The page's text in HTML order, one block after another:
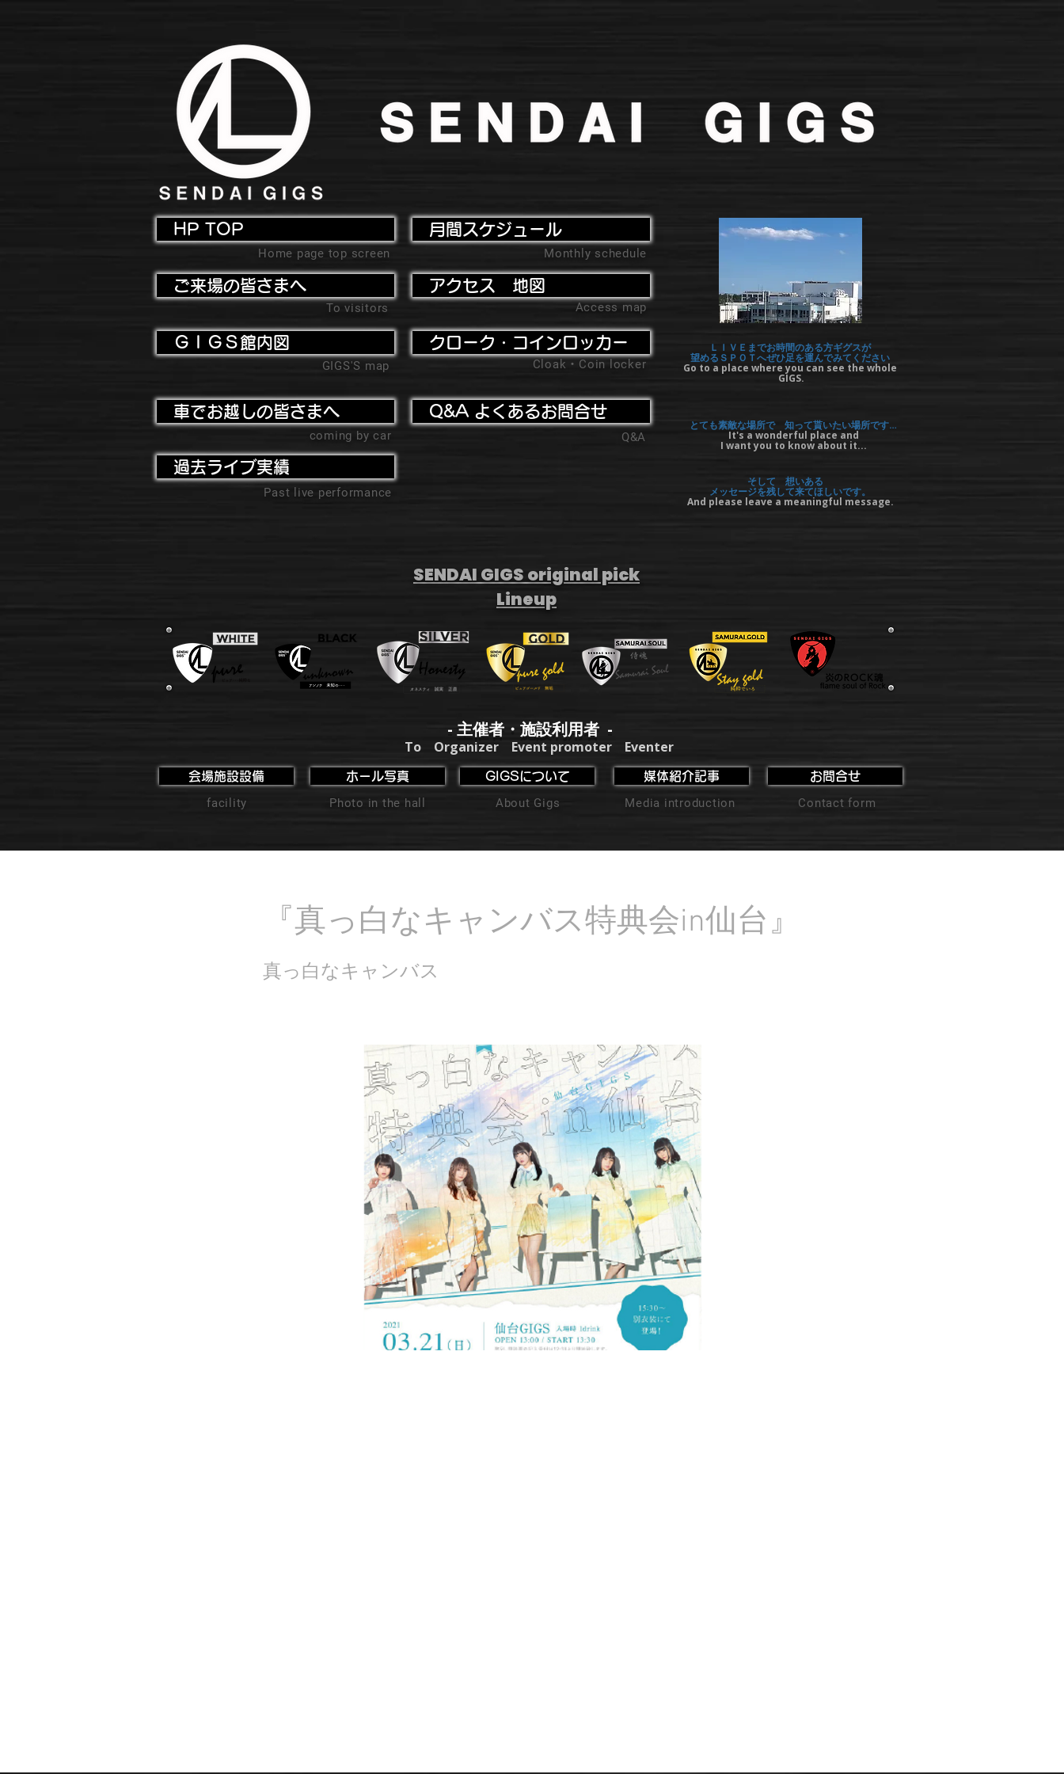
HP TOP
Home page top screen
ご来場の皆さまへ
To visitors
ＧＩＧＳ館内図
GIGS'S map
月間スケジュール
Monthly schedule
アクセス 地図
Access map
クローク・コインロッカー
Cloak・Coin locker
車でお越しの皆さまへ
coming by car
過去ライブ実績
Past live performance
Q&A よくあるお問合せ
Q&A
ＬＩＶＥまでお時間のある方ギグスが
望めるＳＰＯＴへぜひ足を運んでみてください
Go to a place where you can see the whole
GIGS.
とても素敵な場所で 知って貰いたい場所です…
It's a wonderful place and
I want you to know about it...
そして 想いある
メッセージを残して来てほしいです。
And please leave a meaningful message.
SENDAI GIGS original pick
Lineup
- 主催者・施設利用者 -
To Organizer Event promoter Eventer
会場施設設備
facility
ホール写真
Photo in the hall
GIGSについて
About Gigs
媒体紹介記事
Media introduction
お問合せ
Contact form
『真っ白なキャンバス特典会in仙台』
真っ白なキャンバス